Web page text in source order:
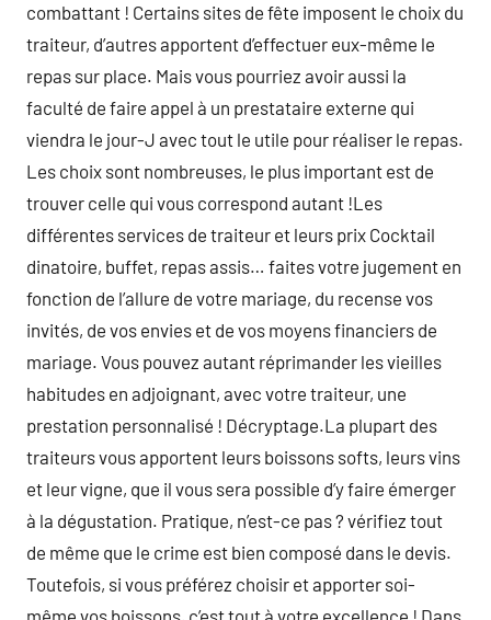
combattant ! Certains sites de fête imposent le choix du
traiteur, d’autres apportent d’effectuer eux-même le
repas sur place. Mais vous pourriez avoir aussi la
faculté de faire appel à un prestataire externe qui
viendra le jour-J avec tout le utile pour réaliser le repas.
Les choix sont nombreuses, le plus important est de
trouver celle qui vous correspond autant !Les
différentes services de traiteur et leurs prix Cocktail
dinatoire, buffet, repas assis… faites votre jugement en
fonction de l’allure de votre mariage, du recense vos
invités, de vos envies et de vos moyens financiers de
mariage. Vous pouvez autant réprimander les vieilles
habitudes en adjoignant, avec votre traiteur, une
prestation personnalisé ! Décryptage.La plupart des
traiteurs vous apportent leurs boissons softs, leurs vins
et leur vigne, que il vous sera possible d’y faire émerger
à la dégustation. Pratique, n’est-ce pas ? vérifiez tout
de même que le crime est bien composé dans le devis.
Toutefois, si vous préférez choisir et apporter soi-
même vos boissons, c’est tout à votre excellence ! Dans